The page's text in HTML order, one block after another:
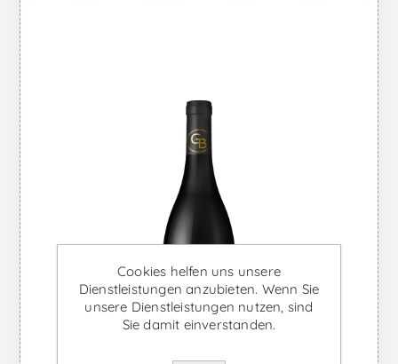
Cookies helfen uns unsere
Dienstleistungen anzubieten. Wenn Sie
unsere Dienstleistungen nutzen, sind
Sie damit einverstanden.